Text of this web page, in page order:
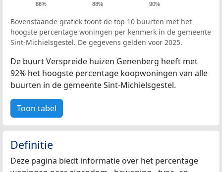
86% 88% 90%
Bovenstaande grafiek toont de top 10 buurten met het
hoogste percentage woningen per kenmerk in de gemeente
Sint-Michielsgestel. De gegevens gelden voor 2025.
De buurt Verspreide huizen Genenberg heeft met
92% het hoogste percentage koopwoningen van alle
buurten in de gemeente Sint-Michielsgestel.
Toon tabel
Definitie
Deze pagina biedt informatie over het percentage